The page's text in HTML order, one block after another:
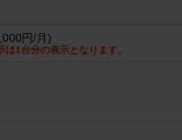
円/月)
は1台分の表示となります。